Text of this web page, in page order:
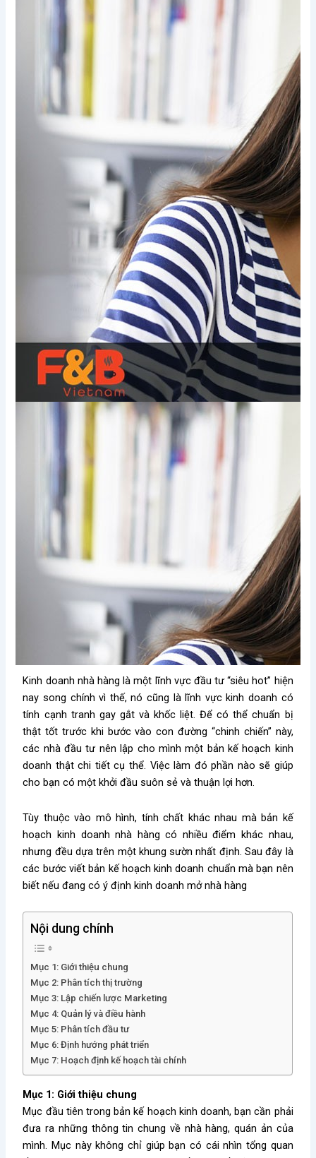
Kinh doanh nhà hàng là một lĩnh vực đầu tư “siêu hot” hiện
nay song chính vì thế, nó cũng là lĩnh vực kinh doanh có
tính cạnh tranh gay gắt và khốc liệt. Để có thể chuẩn bị
thật tốt trước khi bước vào con đường “chinh chiến” này,
các nhà đầu tư nên lập cho mình một bản kế hoạch kinh
doanh thật chi tiết cụ thể. Việc làm đó phần nào sẽ giúp
cho bạn có một khởi đầu suôn sẻ và thuận lợi hơn.
Tùy thuộc vào mô hình, tính chất khác nhau mà bản kế
hoạch kinh doanh nhà hàng có nhiều điểm khác nhau,
nhưng đều dựa trên một khung sườn nhất định. Sau đây là
các bước viết bản kế hoạch kinh doanh chuẩn mà bạn nên
biết nếu đang có ý định kinh doanh mở nhà hàng
Nội dung chính
Mục 1: Giới thiệu chung
Mục 2: Phân tích thị trường
Mục 3: Lập chiến lược Marketing
Mục 4: Quản lý và điều hành
Mục 5: Phân tích đầu tư
Mục 6: Định hướng phát triển
Mục 7: Hoạch định kế hoạch tài chính
Mục 1: Giới thiệu chung
Mục đầu tiên trong bản kế hoạch kinh doanh, bạn cần phải
đưa ra những thông tin chung về nhà hàng, quán ản của
mình. Mục này không chỉ giúp bạn có cái nhìn tổng quan